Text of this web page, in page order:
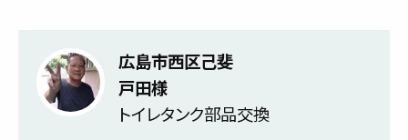
広島市西区己斐
戸田様
トイレタンク部品交換